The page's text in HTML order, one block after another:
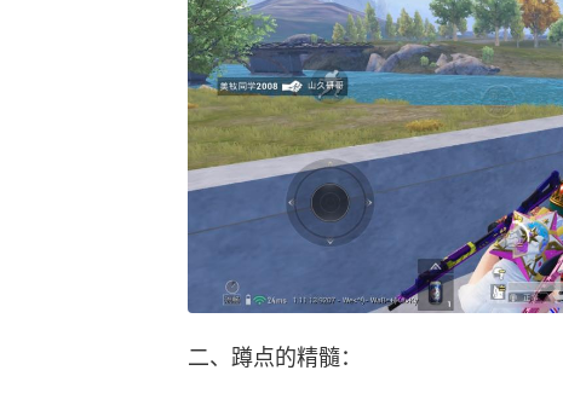
二、蹲点的精髓：